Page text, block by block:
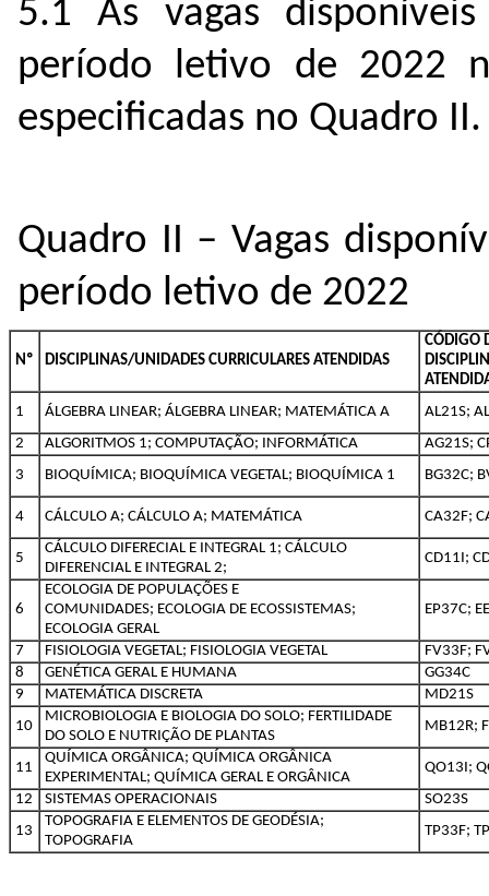
5.1 As vagas
período letivo de 2022
especificadas no Quadro II.
Quadro II – Vagas
período letivo de 2022
Nº DISCIPLINAS/UNIDADES CURRICULARES ATENDIDAS
CÓDIGO
1
ÁLGEBRA LINEAR; ÁLGEBRA LINEAR; MATEMÁTICA A
AL21S;
2
ALGORITMOS 1; COMPUTAÇÃO; INFORMÁTICA
AG21S;
3
BIOQUÍMICA; BIOQUÍMICA VEGETAL; BIOQUÍMICA 1 BG32C;
4 CÁLCULO A; CÁLCULO A; MATEMÁTICA CA32F;
5
CÁLCULO DIFERECIAL E INTEGRAL 1; CÁLCULO
DIFERENCIAL E INTEGRAL 2;
CD11I;
6
ECOLOGIA DE POPULAÇÕES E
COMUNIDADES; ECOLOGIA DE ECOSSISTEMAS;
ECOLOGIA GERAL
EP37C;
7 FISIOLOGIA VEGETAL; FISIOLOGIA VEGETAL
FV33F;
8
GENÉTICA GERAL E HUMANA
GG34C
9
MATEMÁTICA DISCRETA
MD21S
10
MICROBIOLOGIA E BIOLOGIA DO SOLO; FERTILIDADE
DO SOLO E NUTRIÇÃO DE PLANTAS
MB12R;
11
QUÍMICA ORGÂNICA; QUÍMICA ORGÂNICA
EXPERIMENTAL; QUÍMICA GERAL E ORGÂNICA
QO13I;
12
SISTEMAS OPERACIONAIS
SO23S
13
TOPOGRAFIA E ELEMENTOS DE GEODÉSIA;
TOPOGRAFIA
TP33F;